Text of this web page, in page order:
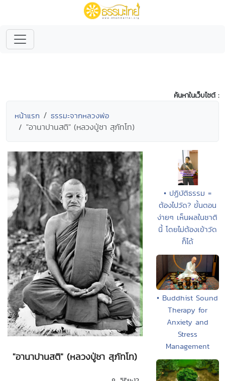
ค้นหาในเว็บไซต์ :
หน้าแรก ธรรมะจากหลวงพ่อ
"อานาปานสติ" (หลวงปู่ชา สุภัทโท)
"อานาปานสติ" (หลวงปู่ชา สุภัทโท)
• ปฏิบัติธรรม =
ต้องไปวัด? ขั้นตอน
ง่ายๆ เห็นผลในชาติ
นี้ โดยไม่ต้องเข้าวัด
ก็ได้
• Buddhist Sound
Therapy for
Anxiety and
Stress
Management